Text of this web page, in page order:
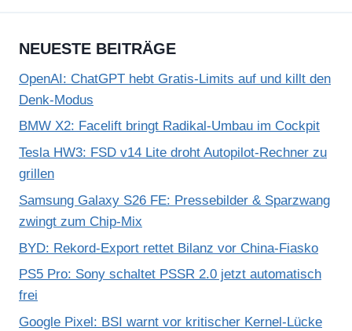
NEUESTE BEITRÄGE
OpenAI: ChatGPT hebt Gratis-Limits auf und killt den
Denk-Modus
BMW X2: Facelift bringt Radikal-Umbau im Cockpit
Tesla HW3: FSD v14 Lite droht Autopilot-Rechner zu
grillen
Samsung Galaxy S26 FE: Pressebilder & Sparzwang
zwingt zum Chip-Mix
BYD: Rekord-Export rettet Bilanz vor China-Fiasko
PS5 Pro: Sony schaltet PSSR 2.0 jetzt automatisch
frei
Google Pixel: BSI warnt vor kritischer Kernel-Lücke